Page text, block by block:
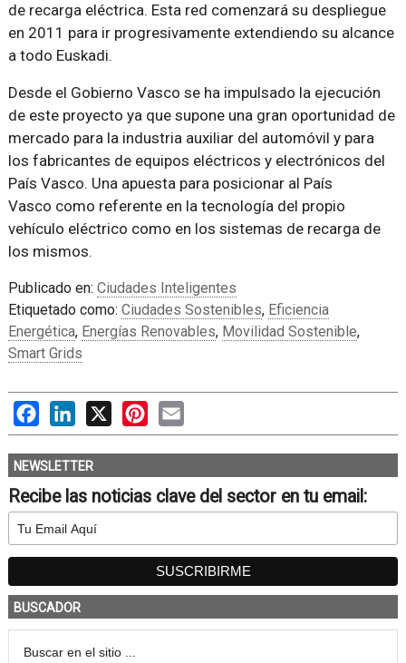
de recarga eléctrica. Esta red comenzará su despliegue
en 2011 para ir progresivamente extendiendo su alcance
a todo Euskadi.
Desde el Gobierno Vasco se ha impulsado la ejecución
de este proyecto ya que supone una gran oportunidad de
mercado para la industria auxiliar del automóvil y para
los fabricantes de equipos eléctricos y electrónicos del
País Vasco. Una apuesta para posicionar al País
Vasco como referente en la tecnología del propio
vehículo eléctrico como en los sistemas de recarga de
los mismos.
Publicado en: Ciudades Inteligentes
Etiquetado como: Ciudades Sostenibles, Eficiencia
Energética, Energías Renovables, Movilidad Sostenible,
Smart Grids
FacebookLinkedIn
X PinterestEmail
NEWSLETTER
Recibe las noticias clave del sector en tu email:
BUSCADOR